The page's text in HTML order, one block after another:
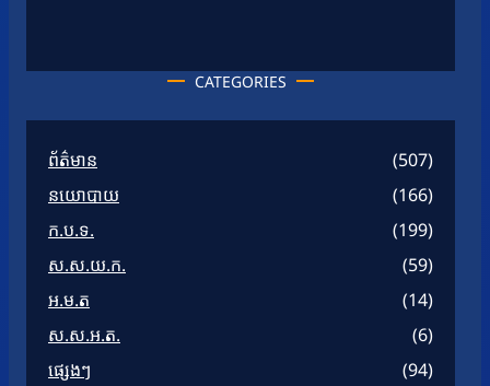
CATEGORIES
ព័ត៌មាន
(507)
នយោបាយ
(166)
ក.ប.ទ.
(199)
ស.ស.យ.ក.
(59)
អ.ម.ត
(14)
ស.ស.អ.ត.
(6)
ផ្សេងៗ
(94)